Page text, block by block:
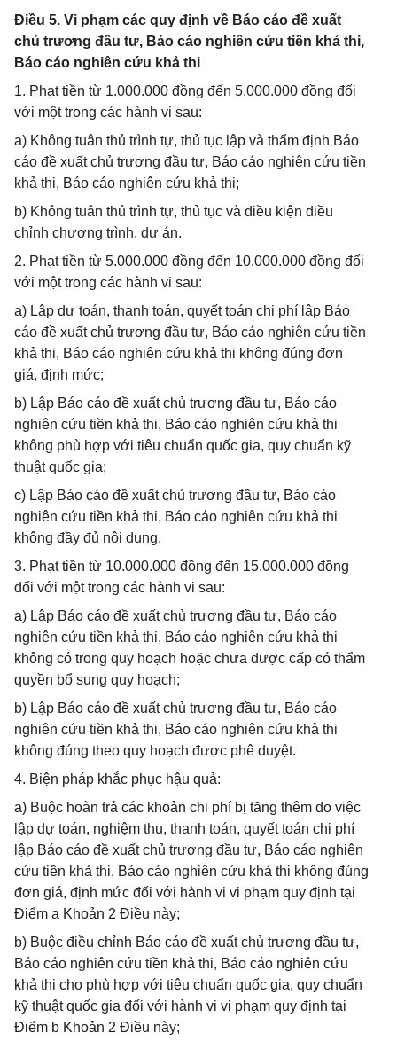
Điều 5. Vi phạm các quy định về Báo cáo đề xuất
chủ trương đầu tư, Báo cáo nghiên cứu tiền khả thi,
Báo cáo nghiên cứu khả thi
1. Phạt tiền từ 1.000.000 đồng đến 5.000.000 đồng đối
với một trong các hành vi sau:
a) Không tuân thủ trình tự, thủ tục lập và thẩm định Báo
cáo đề xuất chủ trương đầu tư, Báo cáo nghiên cứu tiền
khả thi, Báo cáo nghiên cứu khả thi;
b) Không tuân thủ trình tự, thủ tục và điều kiện điều
chỉnh chương trình, dự án.
2. Phạt tiền từ 5.000.000 đồng đến 10.000.000 đồng đối
với một trong các hành vi sau:
a) Lập dự toán, thanh toán, quyết toán chi phí lập Báo
cáo đề xuất chủ trương đầu tư, Báo cáo nghiên cứu tiền
khả thi, Báo cáo nghiên cứu khả thi không đúng đơn
giá, định mức;
b) Lập Báo cáo đề xuất chủ trương đầu tư, Báo cáo
nghiên cứu tiền khả thi, Báo cáo nghiên cứu khả thi
không phù hợp với tiêu chuẩn quốc gia, quy chuẩn kỹ
thuật quốc gia;
c) Lập Báo cáo đề xuất chủ trương đầu tư, Báo cáo
nghiên cứu tiền khả thi, Báo cáo nghiên cứu khả thi
không đầy đủ nội dung.
3. Phạt tiền từ 10.000.000 đồng đến 15.000.000 đồng
đối với một trong các hành vi sau:
a) Lập Báo cáo đề xuất chủ trương đầu tư, Báo cáo
nghiên cứu tiền khả thi, Báo cáo nghiên cứu khả thi
không có trong quy hoạch hoặc chưa được cấp có thẩm
quyền bổ sung quy hoạch;
b) Lập Báo cáo đề xuất chủ trương đầu tư, Báo cáo
nghiên cứu tiền khả thi, Báo cáo nghiên cứu khả thi
không đúng theo quy hoạch được phê duyệt.
4. Biện pháp khắc phục hậu quả:
a) Buộc hoàn trả các khoản chi phí bị tăng thêm do việc
lập dự toán, nghiệm thu, thanh toán, quyết toán chi phí
lập Báo cáo đề xuất chủ trương đầu tư, Báo cáo nghiên
cứu tiền khả thi, Báo cáo nghiên cứu khả thi không đúng
đơn giá, định mức đối với hành vi vi phạm quy định tại
Điểm a Khoản 2 Điều này;
b) Buộc điều chỉnh Báo cáo đề xuất chủ trương đầu tư,
Báo cáo nghiên cứu tiền khả thi, Báo cáo nghiên cứu
khả thi cho phù hợp với tiêu chuẩn quốc gia, quy chuẩn
kỹ thuật quốc gia đối với hành vi vi phạm quy định tại
Điểm b Khoản 2 Điều này;